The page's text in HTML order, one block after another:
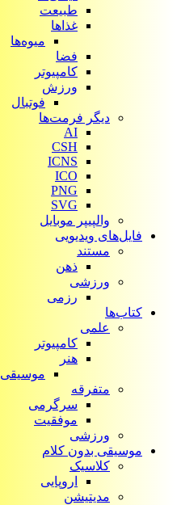
طبیعت
غذاها
میوه‌ها
فضا
کامپیوتر
ورزش
فوتبال
دیگر فرمت‌ها
AI
CSH
ICNS
ICO
PNG
SVG
والپیپر موبایل
فایل‌های ویدیویی
مستند
ذهن
ورزشی
رزمی
کتاب‌ها
علمی
کامپیوتر
هنر
موسیقی
متفرقه
سرگرمی
موفقیت
ورزشی
موسیقی بدون کلام
کلاسیک
اروپایی
مدیتیشن